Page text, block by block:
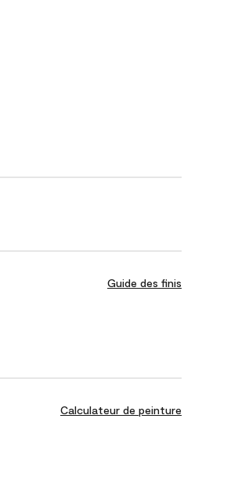
Guide des finis
Calculateur de peinture